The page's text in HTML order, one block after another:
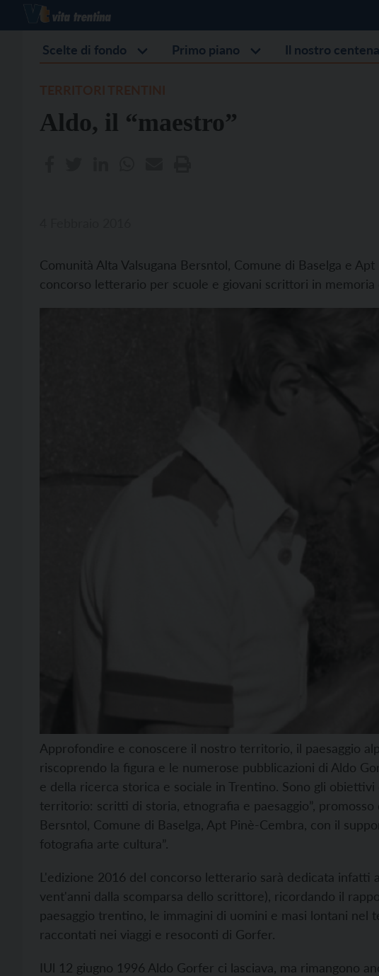
Scelte di fondo Primo piano Il nostro
Aldo, il “maestro”
Comunità Alta Valsugana Bersntol, Comune di Baselga e
concorso letterario per scuole e giovani scrittori in
Approfondire e conoscere il nostro territorio, il paesaggio
riscoprendo la figura e le numerose pubblicazioni di Aldo
e della ricerca storica e sociale in Trentino. Sono gli
territorio: scritti di storia, etnografia e paesaggio”, promosso
Bersntol, Comune di Baselga, Apt Pinè-Cembra, con il
fotografia arte cultura”.
L'edizione 2016 del concorso letterario sarà dedicata infatti
vent'anni dalla scomparsa dello scrittore), ricordando il
paesaggio trentino, le immagini di uomini e masi lontani nel
raccontati nei viaggi e resoconti di Gorfer.
IUl 12 giugno 1996 Aldo Gorfer ci lasciava, ma rimangono